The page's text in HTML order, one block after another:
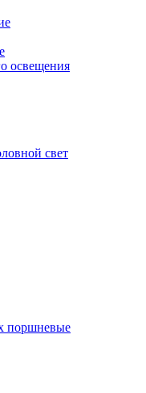
освещения
свет
поршневые